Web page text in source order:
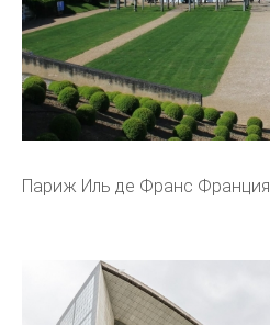
Париж Иль де Франс Франция